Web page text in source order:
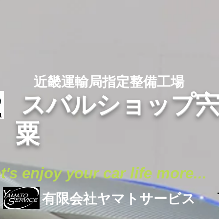
スバルショップ
粟
​ 近畿運輸局指定整備工場
enjoy your car life more...
​有限会社ヤマトサービス